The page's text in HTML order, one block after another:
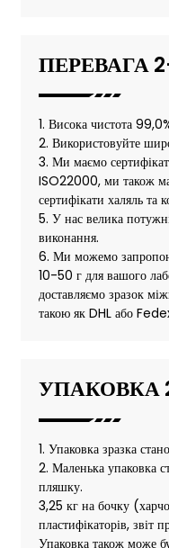
ПЕРЕВАГА
1. Висока чистота
2. Використовуйте
3. Ми маємо
ISO22000, ми також
сертифікати халяль та
5. У нас велика
виконання.
6. Ми можемо
10-50 г для вашого
доставляємо зразок
такою як DHL або
УПАКОВКА
1. Упаковка зразка
2. Маленька упаковка
пляшку.
3,25 кг на бочку
пластифікаторів, звіт
Упаковка також може